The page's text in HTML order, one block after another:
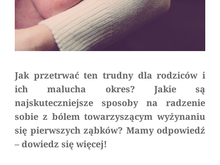
Jak przetrwać ten trudny dla rodziców i
ich malucha okres? Jakie są
najskuteczniejsze sposoby na radzenie
sobie z bólem towarzyszącym wyżynaniu
się pierwszych ząbków? Mamy odpowiedź
– dowiedz się więcej!